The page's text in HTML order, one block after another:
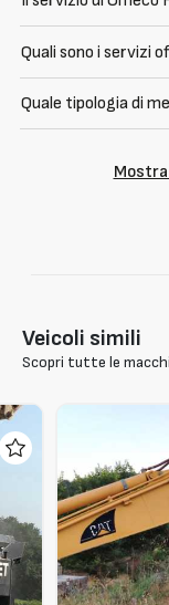
Quali sono i servizi
Quale tipologia di
Veicoli simili
Scopri tutte le